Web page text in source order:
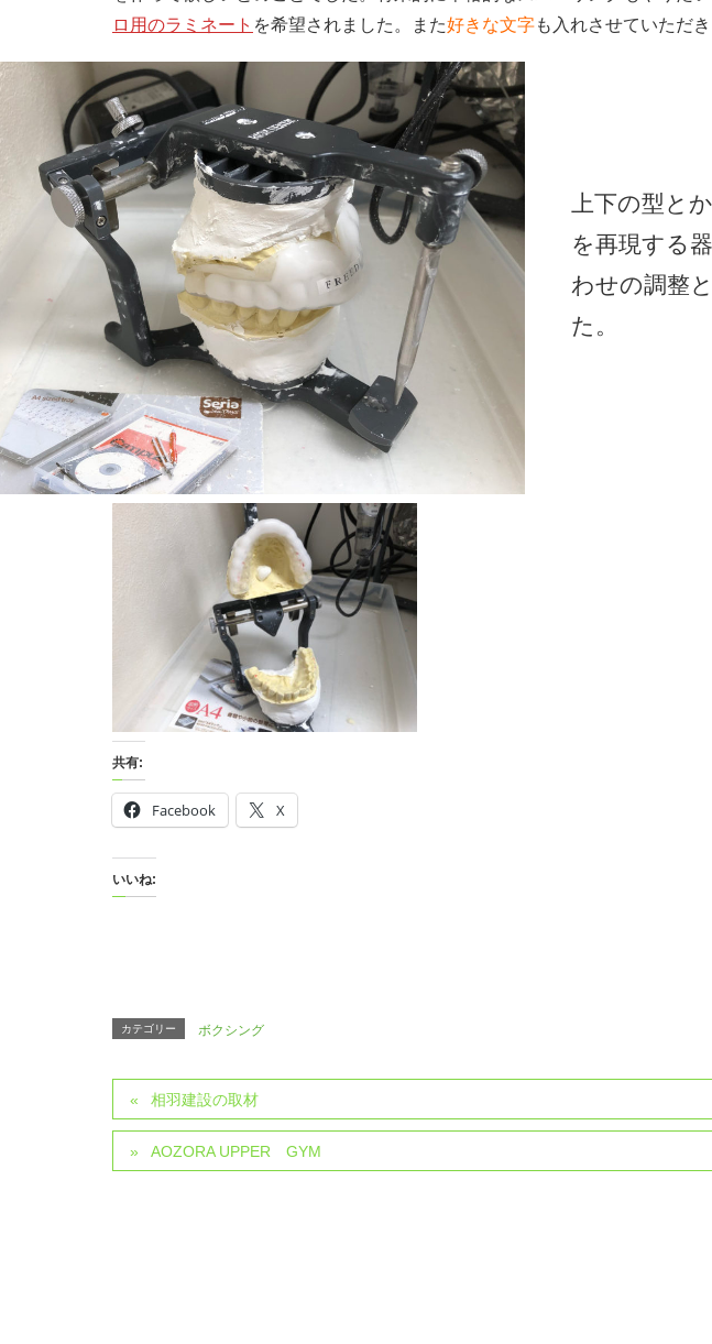
ロ用のラミネート を希望されました。また好きな文字も入れさせていただき
上下の型と
を再現する
わせの調整
た。
共有:
Facebook X
いいね:
カテゴリー ボクシング
相羽建設の取材
AOZORA UPPER GYM